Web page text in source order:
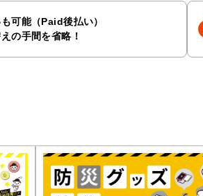
可能（Paid後払い）
の手間を省略！